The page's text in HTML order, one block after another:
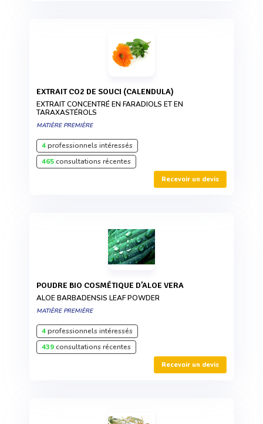
EXTRAIT CO2 DE SOUCI (CALENDULA)
EXTRAIT CONCENTRÉ EN FARADIOLS ET EN
TARAXASTÉROLS
MATIÈRE PREMIÈRE
4professionnels intéressés
465consultations récentes
Recevoir un devis
POUDRE BIO COSMÉTIQUE D’ALOE VERA
ALOE BARBADENSIS LEAF POWDER
MATIÈRE PREMIÈRE
4professionnels intéressés
439consultations récentes
Recevoir un devis